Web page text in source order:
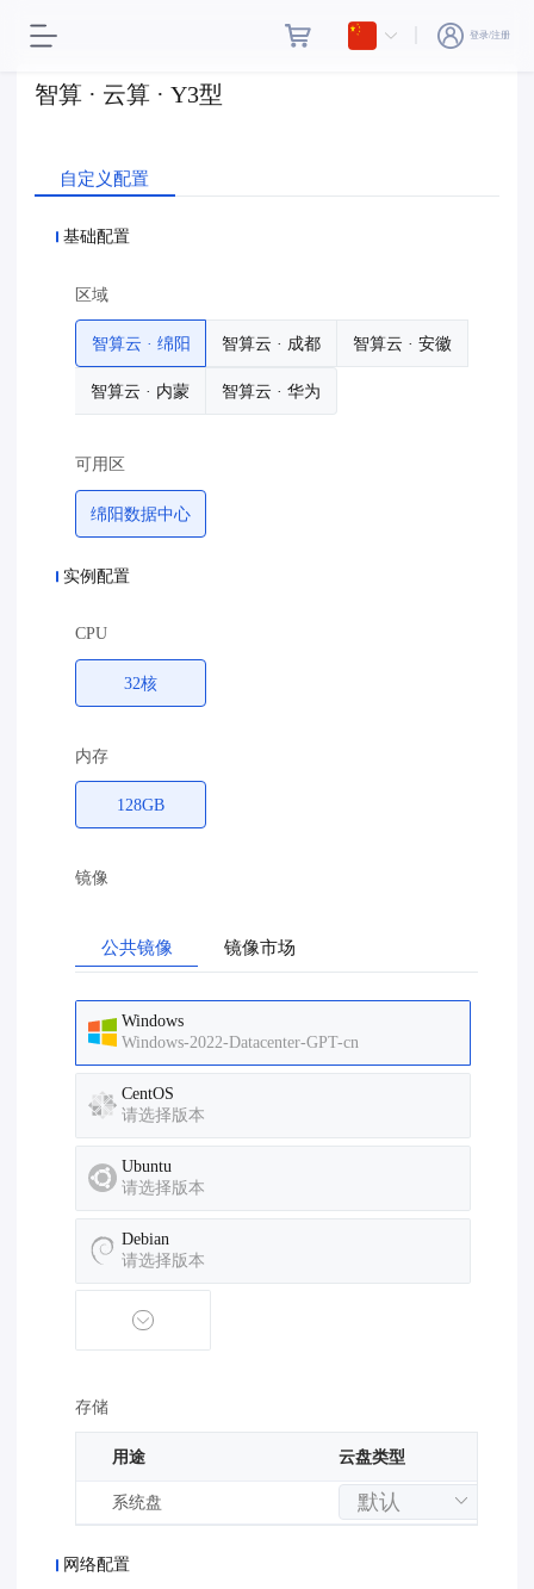
登录/注册
智算 · 云算 · Y3型
自定义配置
基础配置
区域
智算云 · 绵阳 智算云 · 成都 智算云 · 安徽
智算云 · 内蒙 智算云 · 华为
可用区
绵阳数据中心
实例配置
CPU
32核
内存
128GB
镜像
公共镜像 镜像市场
Windows
Windows-2022-Datacenter-GPT-cn
CentOS
请选择版本
Ubuntu
请选择版本
Debian
请选择版本
存储
用途 云盘类型
系统盘
网络配置